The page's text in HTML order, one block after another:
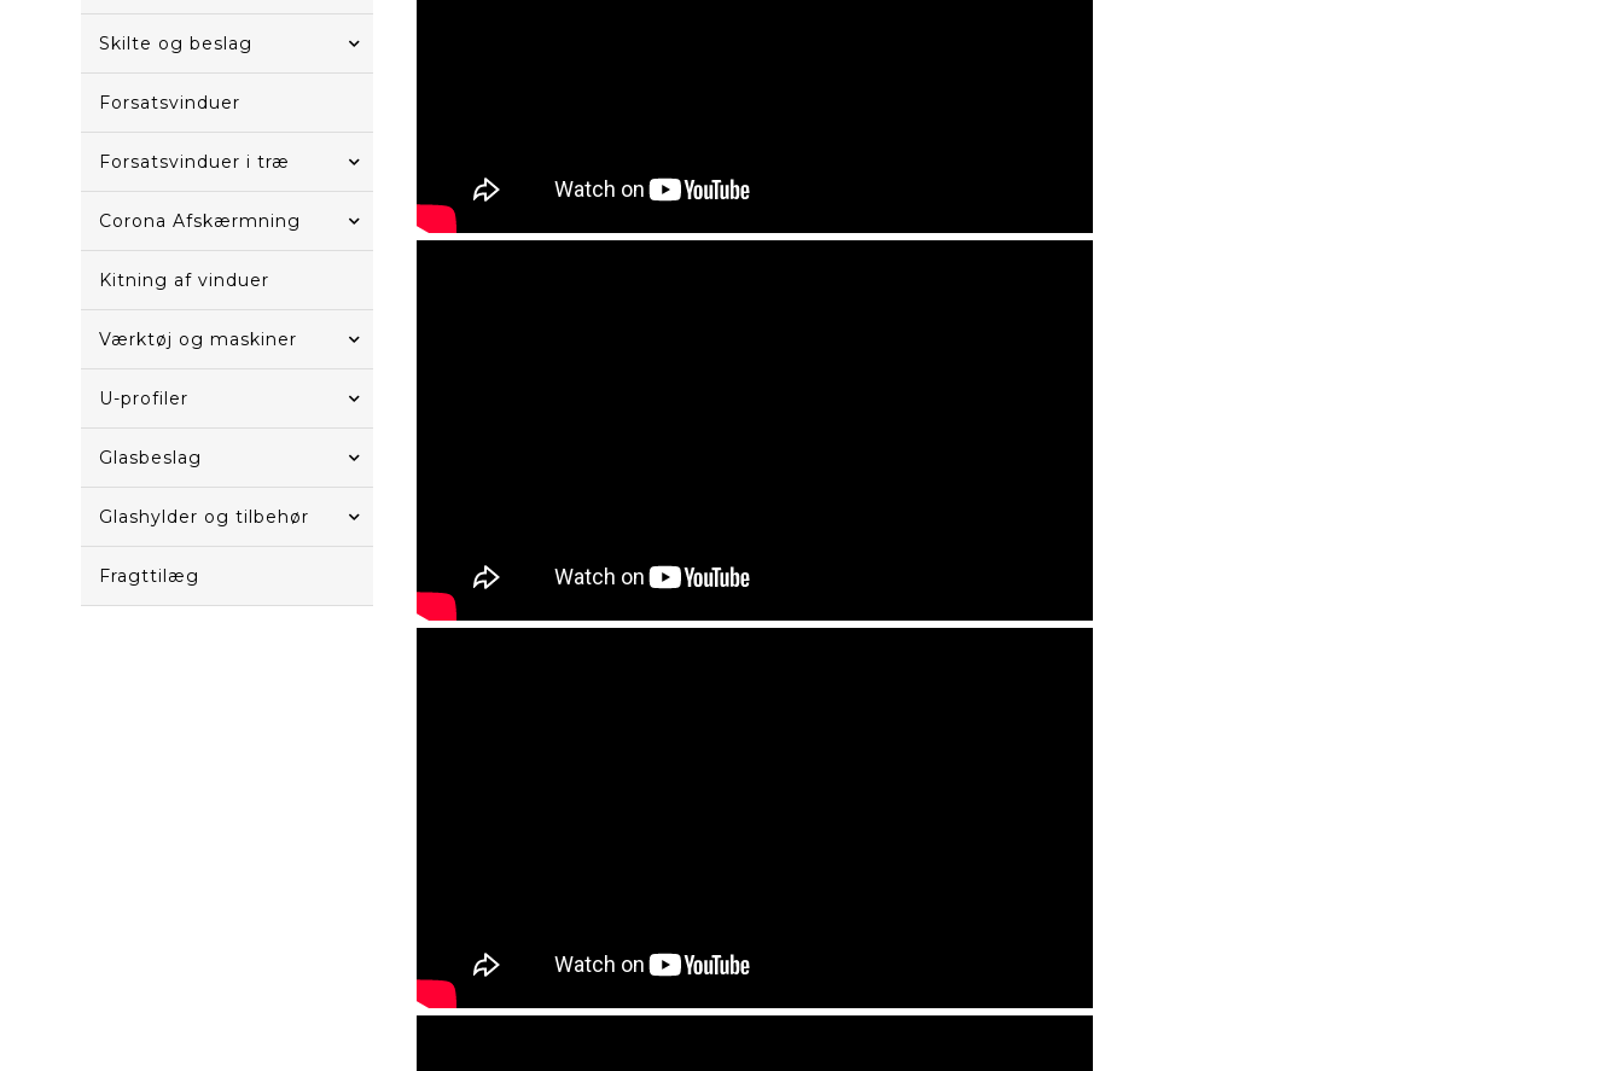
Skilte og beslag
Forsatsvinduer
Forsatsvinduer i træ
Corona Afskærmning
Kitning af vinduer
Værktøj og maskiner
U-profiler
Glasbeslag
Glashylder og tilbehør
Fragttilæg